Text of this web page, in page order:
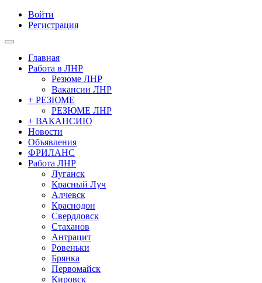
Войти
Регистрация
Главная
Работа в ЛНР
Резюме ЛНР
Вакансии ЛНР
+ РЕЗЮМЕ
РЕЗЮМЕ ЛНР
+ ВАКАНСИЮ
Новости
Объявления
ФРИЛАНС
Работа ЛНР
Луганск
Красный Луч
Алчевск
Краснодон
Свердловск
Стаханов
Антрацит
Ровеньки
Брянка
Первомайск
Кировск